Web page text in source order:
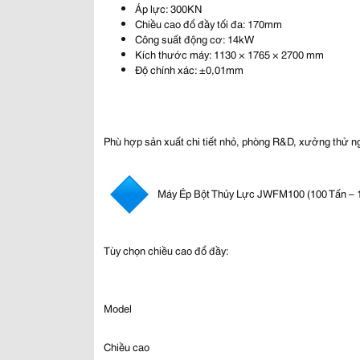
Áp lực: 300KN
Chiều cao đổ đầy tối đa: 170mm
Công suất động cơ: 14kW
Kích thước máy: 1130 × 1765 × 2700 mm
Độ chính xác: ±0,01mm
Phù hợp sản xuất chi tiết nhỏ, phòng R&D, xưởng thử
Máy Ép Bột Thủy Lực JWFM100 (100 Tấn –
Tùy chọn chiều cao đổ đầy:
Model
Chiều cao